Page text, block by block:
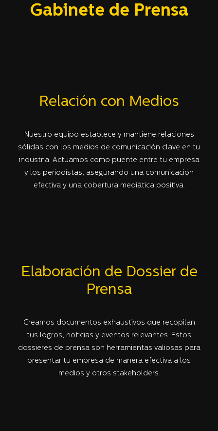
Gabinete de Prensa
Relación con Medios
Nuestro equipo establece y mantiene relaciones
sólidas con los medios de comunicación clave en tu
industria. Actuamos como puente entre tu empresa
y los periodistas, asegurando una comunicación
efectiva y una cobertura mediática positiva.
Elaboración de Dossier de
Prensa
Creamos documentos exhaustivos que recopilan
tus logros, noticias y eventos relevantes. Estos
dossieres de prensa son herramientas valiosas para
presentar tu empresa de manera efectiva a los
medios y otros stakeholders.